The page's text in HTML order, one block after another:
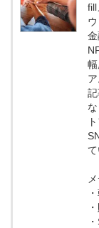
fill
ア
て